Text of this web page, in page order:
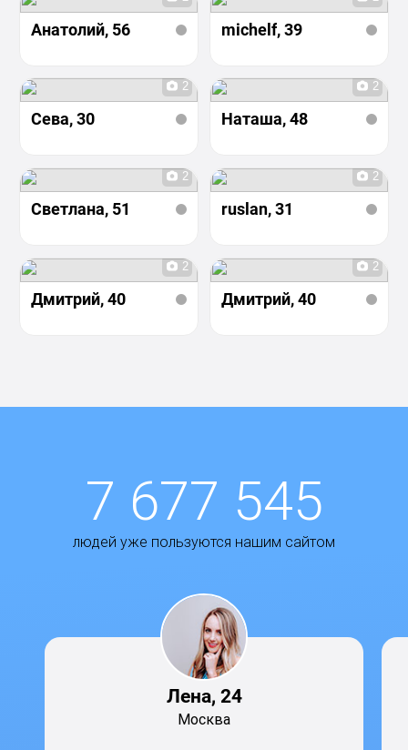
Анатолий, 56 michelf, 39
2
Сева, 30
2
Наташа, 48
2
Светлана, 51
2
ruslan, 31
2
Дмитрий, 40
2
Дмитрий, 40
7 677 545
людей уже пользуются нашим сайтом
Лена, 24
Москва